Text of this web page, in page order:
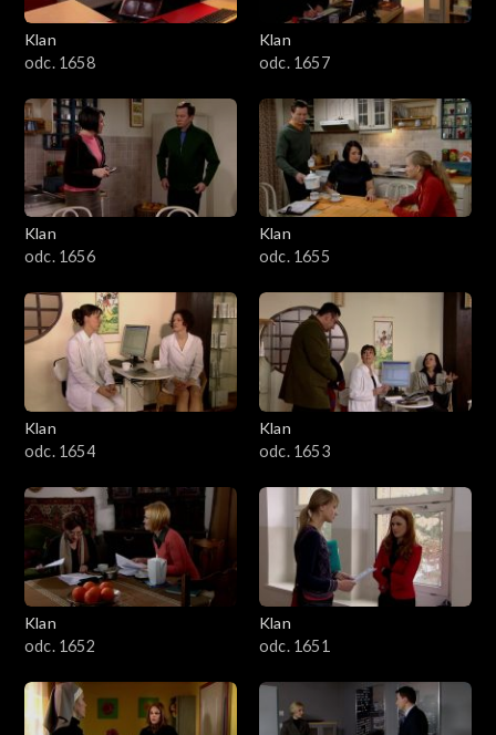
Klan
odc. 1658
Klan
odc. 1657
Klan
odc. 1656
Klan
odc. 1655
Klan
odc. 1654
Klan
odc. 1653
Klan
odc. 1652
Klan
odc. 1651